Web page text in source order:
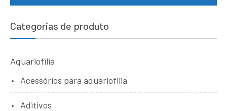
Categorias de produto
Aquariofilia
Acessórios para aquariofilia
Aditivos